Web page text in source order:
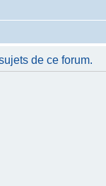
de ce forum.